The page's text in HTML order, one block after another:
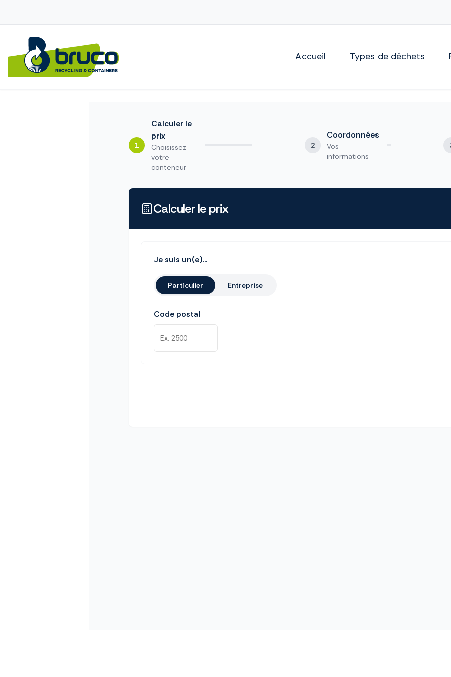
Accueil Types de déchets
1
Calculer le
prix
Choisissez
votre
conteneur
2
Coordonnées
Vos
informations
Calculer le prix
Je suis un(e)...
Particulier Entreprise
Code postal